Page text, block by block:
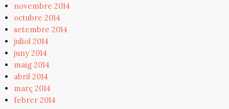
novembre 2014
octubre 2014
setembre 2014
juliol 2014
juny 2014
maig 2014
abril 2014
març 2014
febrer 2014